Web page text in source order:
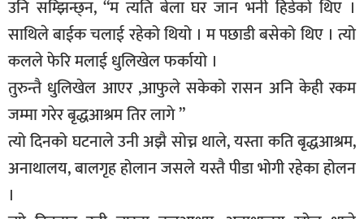
उनि सम्झिन्छ्न, “म त्यति बेला घर जान भनी हिडेको थिए ।
साथिले बाईक चलाई रहेको थियो । म पछाडी बसेको थिए । त्यो
कलले फेरि मलाई धुलिखेल फर्कायो ।
तुरुन्तै धुलिखेल आएर ,आफुले सकेको रासन अनि केही रकम
जम्मा गरेर बृद्धआश्रम तिर लागे ”
त्यो दिनको घटनाले उनी अझै सोच्न थाले, यस्ता कति बृद्धआश्रम,
अनाथालय, बालगृह होलान जसले यस्तै पीडा भोगी रहेका होलन
।